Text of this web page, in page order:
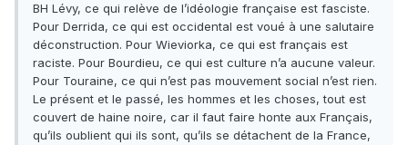
BH Lévy, ce qui relève de l’idéologie française est fasciste.
Pour Derrida, ce qui est occidental est voué à une salutaire
déconstruction. Pour Wieviorka, ce qui est français est
raciste. Pour Bourdieu, ce qui est culture n’a aucune valeur.
Pour Touraine, ce qui n’est pas mouvement social n’est rien.
Le présent et le passé, les hommes et les choses, tout est
couvert de haine noire, car il faut faire honte aux Français,
qu’ils oublient qui ils sont, qu’ils se détachent de la France,